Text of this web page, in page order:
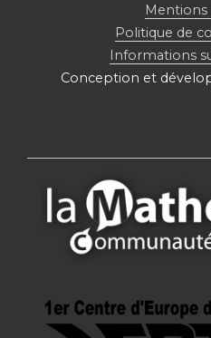
Mentions
Politique de
Informations
Conception et